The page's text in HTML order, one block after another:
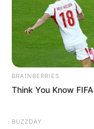
(foto:
10. Keimutan dan
menggemaskan
BRAINBERRIES
Think You Know
BUZZDAY